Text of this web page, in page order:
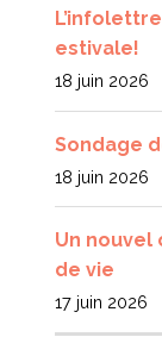
estivale!
18 juin 2026
Sondage
18 juin 2026
Un nouvel
de vie
17 juin 2026